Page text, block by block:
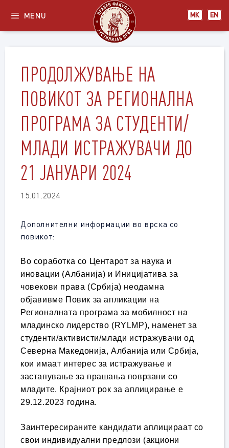
content
МК EN
MENU
ПРОДОЛЖУВАЊЕ НА
ПОВИКОТ ЗА РЕГИОНАЛНА
ПРОГРАМА ЗА СТУДЕНТИ/
МЛАДИ ИСТРАЖУВАЧИ ДО
21 ЈАНУАРИ 2024
15.01.2024
Дополнителни информации во врска со
повикот:
Во соработка со Центарот за наука и
иновации (Албанија) и Иницијатива за
човекови права (Србија) неодамна
објавивме Повик за апликации на
Регионалната програма за мобилност на
младинско лидерство (RYLMP), наменет за
студенти/активисти/млади истражувачи од
Северна Македонија, Албанија или Србија,
кои имаат интерес за истражување и
застапување за прашања поврзани со
младите. Крајниот рок за аплицирање е
29.12.2023 година.
Заинтересираните кандидати аплицираат со
свои индивидуални предлози (акциони